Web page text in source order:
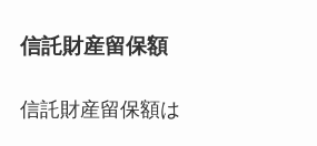
信託財産留保額
信託財産留保額は